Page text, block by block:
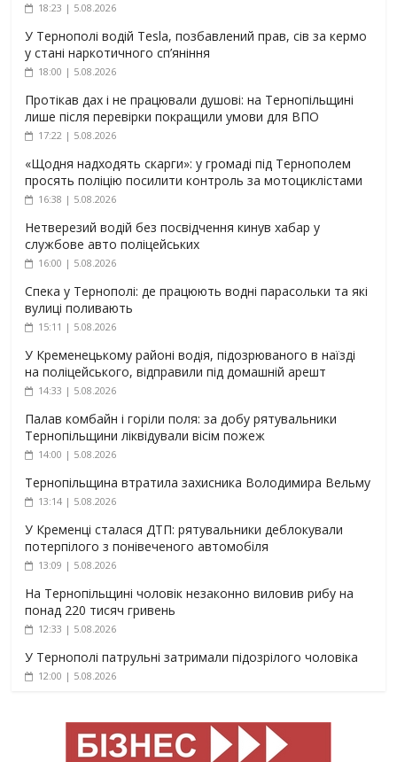
18:23 | 5.08.2026
У Тернополі водій Tesla, позбавлений прав, сів за кермо
у стані наркотичного сп’яніння
18:00 | 5.08.2026
Протікав дах і не працювали душові: на Тернопільщині
лише після перевірки покращили умови для ВПО
17:22 | 5.08.2026
«Щодня надходять скарги»: у громаді під Тернополем
просять поліцію посилити контроль за мотоциклістами
16:38 | 5.08.2026
Нетверезий водій без посвідчення кинув хабар у
службове авто поліцейських
16:00 | 5.08.2026
Спека у Тернополі: де працюють водні парасольки та які
вулиці поливають
15:11 | 5.08.2026
У Кременецькому районі водія, підозрюваного в наїзді
на поліцейського, відправили під домашній арешт
14:33 | 5.08.2026
Палав комбайн і горіли поля: за добу рятувальники
Тернопільщини ліквідували вісім пожеж
14:00 | 5.08.2026
Тернопільщина втратила захисника Володимира Вельму
13:14 | 5.08.2026
У Кременці сталася ДТП: рятувальники деблокували
потерпілого з понівеченого автомобіля
13:09 | 5.08.2026
На Тернопільщині чоловік незаконно виловив рибу на
понад 220 тисяч гривень
12:33 | 5.08.2026
У Тернополі патрульні затримали підозрілого чоловіка
12:00 | 5.08.2026